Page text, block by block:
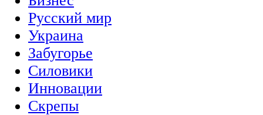
Русский мир
Украина
Забугорье
Силовики
Инновации
Скрепы